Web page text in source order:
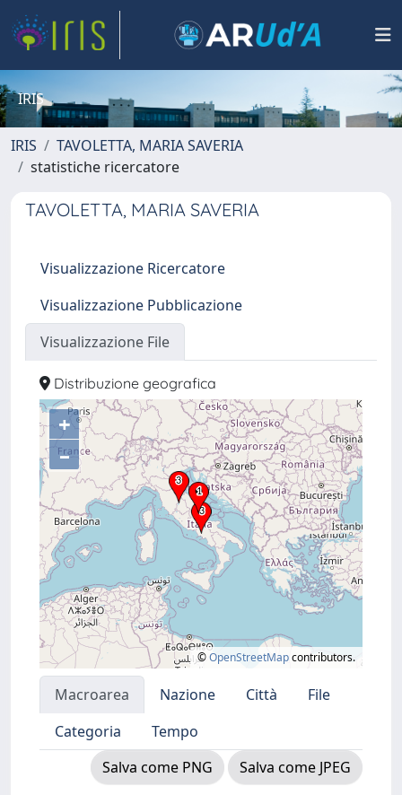
IRIS
IRIS
TAVOLETTA, MARIA SAVERIA
statistiche ricercatore
TAVOLETTA, MARIA SAVERIA
Visualizzazione Ricercatore
Visualizzazione Pubblicazione
Visualizzazione File
Distribuzione geografica
+
–
©OpenStreetMapcontributors.
Macroarea Nazione Città
File
Categoria
Tempo
Salva come PNG
Salva come JPEG